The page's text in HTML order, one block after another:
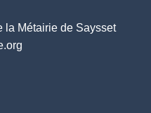
la Métairie de Saysset